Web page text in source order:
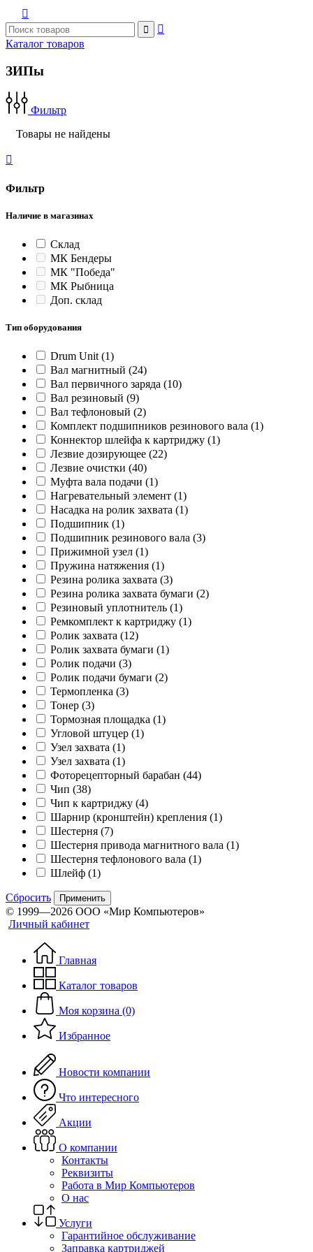



Каталог товаров
ЗИПы
Фильтр
Товары не найдены

Фильтр
Наличие в магазинах
Склад
МК Бендеры
МК "Победа"
МК Рыбница
Доп. склад
Тип оборудования
Drum Unit (1)
Вал магнитный (24)
Вал первичного заряда (10)
Вал резиновый (9)
Вал тефлоновый (2)
Комплект подшипников резинового вала (1)
Коннектор шлейфа к картриджу (1)
Лезвие дозирующее (22)
Лезвие очистки (40)
Муфта вала подачи (1)
Нагревательный элемент (1)
Насадка на ролик захвата (1)
Подшипник (1)
Подшипник резинового вала (3)
Прижимной узел (1)
Пружина натяжения (1)
Резина ролика захвата (3)
Резина ролика захвата бумаги (2)
Резиновый уплотнитель (1)
Ремкомплект к картриджу (1)
Ролик захвата (12)
Ролик захвата бумаги (1)
Ролик подачи (3)
Ролик подачи бумаги (2)
Термопленка (3)
Тонер (3)
Тормозная площадка (1)
Угловой штуцер (1)
Узел захвата (1)
Узел захвата (1)
Фоторецепторный барабан (44)
Чип (38)
Чип к картриджу (4)
Шарнир (кронштейн) крепления (1)
Шестерня (7)
Шестерня привода магнитного вала (1)
Шестерня тефлонового вала (1)
Шлейф (1)
Сбросить Применить
© 1999—2026 ООО «Мир Компьютеров»
Личный кабинет
Главная
Каталог товаров
Моя корзина (0)
Избранное
Новости компании
Что интересного
Акции
О компании
Контакты
Реквизиты
Работа в Мир Компьютеров
О нас
Услуги
Гарантийное обслуживание
Заправка картриджей